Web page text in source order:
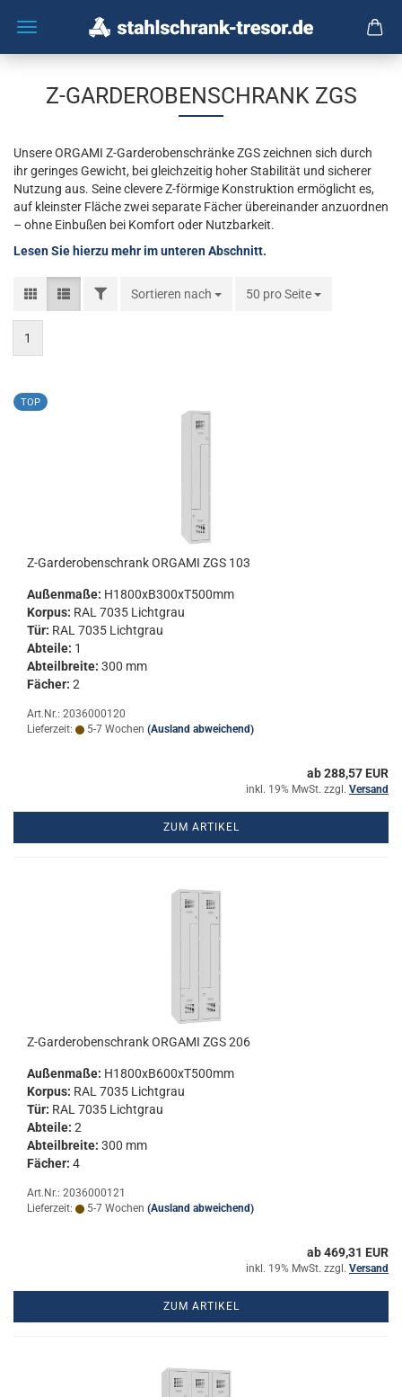
Z-GARDEROBENSCHRANK ZGS
Unsere ORGAMI Z-Garderobenschränke ZGS zeichnen sich durch
ihr geringes Gewicht, bei gleichzeitig hoher Stabilität und sicherer
Nutzung aus. Seine clevere Z-förmige Konstruktion ermöglicht es,
auf kleinster Fläche zwei separate Fächer übereinander anzuordnen
– ohne Einbußen bei Komfort oder Nutzbarkeit.
Lesen Sie hierzu mehr im unteren Abschnitt.
FILTERSortieren nach
Sortieren nach 50 pro Seite
pro Seite
1
TOP
Z-​Gar­de­ro­ben­schrank OR­GA­MI ZGS 103
Au­ßen­ma­ße: H1800xB300xT500mm
Kor­pus: RAL 7035 Licht­grau
Tür: RAL 7035 Licht­grau
Ab­tei­le: 1
Ab­teil­brei­te: 300 mm
Fä­cher: 2
Art.Nr.: 2036000120
Lieferzeit:
5-7 Wochen (Ausland abweichend)
ab 288,57 EUR
inkl. 19% MwSt. zzgl. Versand
ZUM ARTIKEL
Z-​Gar­de­ro­ben­schrank OR­GA­MI ZGS 206
Au­ßen­ma­ße: H1800xB600xT500mm
Kor­pus: RAL 7035 Licht­grau
Tür: RAL 7035 Licht­grau
Ab­tei­le: 2
Ab­teil­brei­te: 300 mm
Fä­cher: 4
Art.Nr.: 2036000121
Lieferzeit:
5-7 Wochen (Ausland abweichend)
ab 469,31 EUR
inkl. 19% MwSt. zzgl. Versand
ZUM ARTIKEL